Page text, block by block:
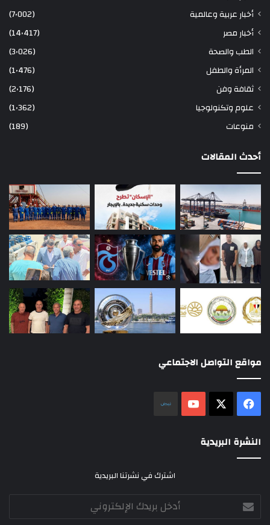
أخبار عربية وعالمية
(7٬002)
أخبار مصر
(14٬417)
الطب والصحة
(3٬026)
المرأة والطفل
(1٬476)
ثقافة وفن
(2٬176)
علوم وتكنولوجيا
(1٬362)
منوعات
(189)
أحدث المقالات
مواقع التواصل الاجتماعي
فيسبوك ‫YouTube
النشرة البريدية
اشترك في نشرتنا البريدية
أدخل
بريدك